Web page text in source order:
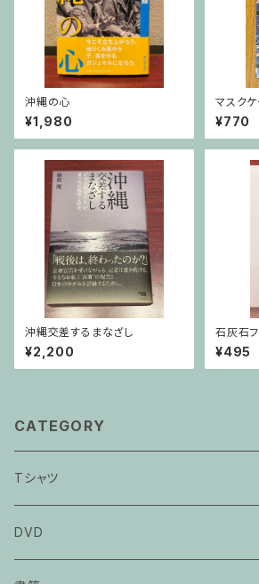
沖縄の心
¥1,980
マスク
ル】
¥770
沖縄交差するまなざし
¥2,200
石灰石
【不屈館
¥495
CATEGORY
Tシャツ
カメジローTシャツ
DVD